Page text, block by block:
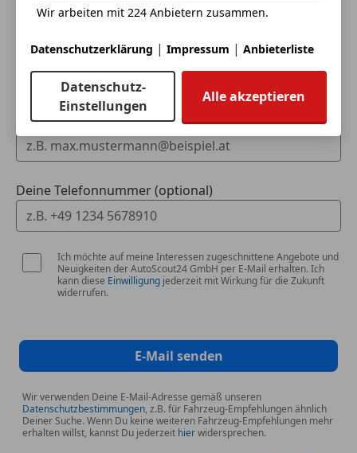
Dein Name
Deine E-Mail
Deine Telefonnummer (optional)
Ich möchte auf meine Interessen zugeschnittene Angebote und
Neuigkeiten der AutoScout24 GmbH per E-Mail erhalten. Ich
kann diese Einwilligung jederzeit mit Wirkung für die Zukunft
widerrufen.
E-Mail senden
Wir verwenden Deine E-Mail-Adresse gemäß unseren
Datenschutzbestimmungen, z.B. für Fahrzeug-Empfehlungen ähnlich
Deiner Suche. Wenn Du keine weiteren Fahrzeug-Empfehlungen mehr
erhalten willst, kannst Du jederzeit hierwidersprechen.
Wir arbeiten mit 224 Anbietern zusammen.
Datenschutzerklärung | Impressum | Anbieterliste
Datenschutz-
Einstellungen
Alle akzeptieren